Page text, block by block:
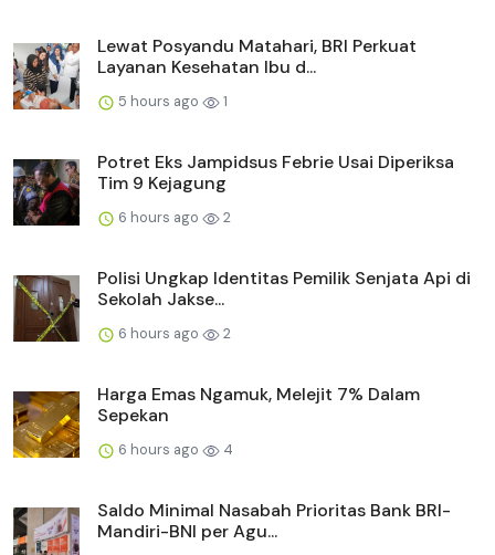
Lewat Posyandu Matahari, BRI Perkuat
Layanan Kesehatan Ibu d...
5 hours ago 1
Potret Eks Jampidsus Febrie Usai Diperiksa
Tim 9 Kejagung
6 hours ago 2
Polisi Ungkap Identitas Pemilik Senjata Api di
Sekolah Jakse...
6 hours ago 2
Harga Emas Ngamuk, Melejit 7% Dalam
Sepekan
6 hours ago 4
Saldo Minimal Nasabah Prioritas Bank BRI-
Mandiri-BNI per Agu...